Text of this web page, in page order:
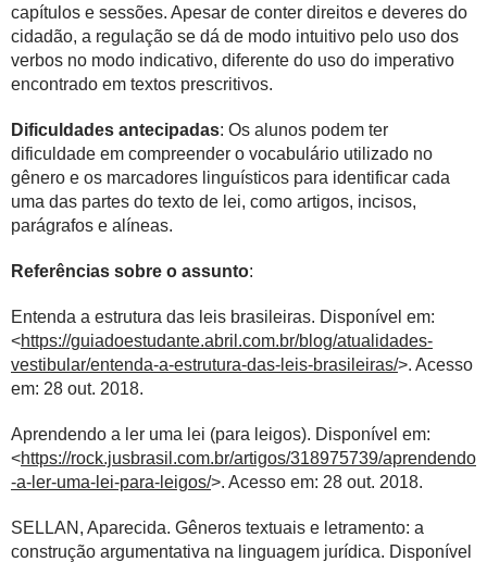
capítulos e sessões. Apesar de conter direitos e deveres do
cidadão, a regulação se dá de modo intuitivo pelo uso dos
verbos no modo indicativo, diferente do uso do imperativo
encontrado em textos prescritivos.
Dificuldades antecipadas: Os alunos podem ter
dificuldade em compreender o vocabulário utilizado no
gênero e os marcadores linguísticos para identificar cada
uma das partes do texto de lei, como artigos, incisos,
parágrafos e alíneas.
Referências sobre o assunto:
Entenda a estrutura das leis brasileiras. Disponível em:
<https://guiadoestudante.abril.com.br/blog/atualidades-
vestibular/entenda-a-estrutura-das-leis-brasileiras/>. Acesso
em: 28 out. 2018.
Aprendendo a ler uma lei (para leigos). Disponível em:
<https://rock.jusbrasil.com.br/artigos/318975739/aprendendo
-a-ler-uma-lei-para-leigos/>. Acesso em: 28 out. 2018.
SELLAN, Aparecida. Gêneros textuais e letramento: a
construção argumentativa na linguagem jurídica. Disponível